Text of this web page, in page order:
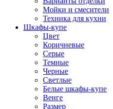
Мойки и смесители
Техника для кухни
Шкафы-купе
Цвет
Коричневые
Серые
Темные
Черные
Светлые
Белые шкафы-купе
Венге
Размер